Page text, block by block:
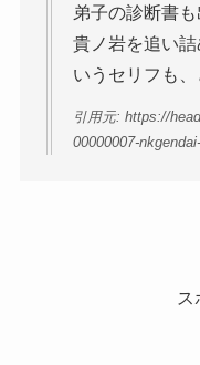
弟子の診断書
貴ノ岩を追い
いうセリフも、
引用元: https://
00000007-
ス